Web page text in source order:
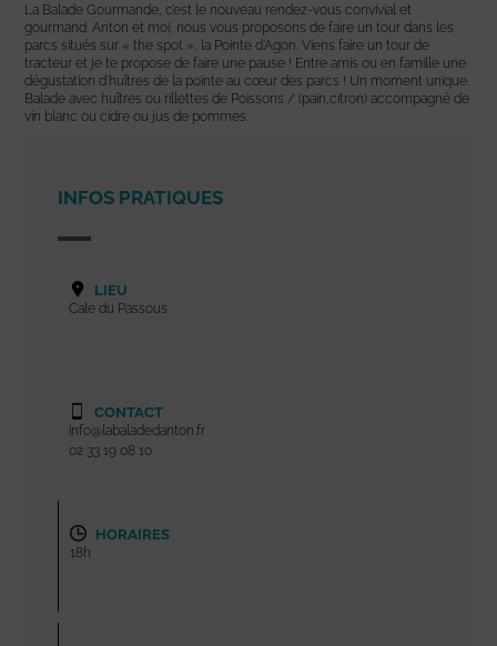
La Balade Gourmande, c’est le nouveau rendez-vous convivial et
gourmand. Anton et moi, nous vous proposons de faire un tour dans les
parcs situés sur « the spot », la Pointe d’Agon. Viens faire un tour de
tracteur et je te propose de faire une pause ! Entre amis ou en famille une
dégustation d’huîtres de la pointe au cœur des parcs ! Un moment unique.
Balade avec huîtres ou rillettes de Poissons / (pain,citron) accompagné de
vin blanc ou cidre ou jus de pommes.
INFOS PRATIQUES
LIEU
Cale du Passous
CONTACT
info@labaladedanton.fr
02 33 19 08 10
HORAIRES
18h